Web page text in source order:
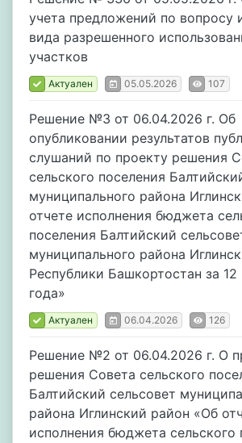
учета предложений по вопросу
вида разрешенного
участков
Актуален 05.05.2026 107
Решение №3 от 06.04.2026 г. Об
опубликовании результатов
слушаний по проекту решения
сельского поселения
муниципального района
отчете исполнения бюджета
поселения Балтийский
муниципального района
Республики Башкортостан за
года»
Актуален 06.04.2026 126
Решение №2 от 06.04.2026 г. О
решения Совета сельского
Балтийский сельсовет
района Иглинский район «Об
исполнения бюджета сельского